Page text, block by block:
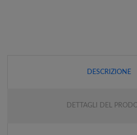
DESCRIZIONE
DETTAGLI DEL